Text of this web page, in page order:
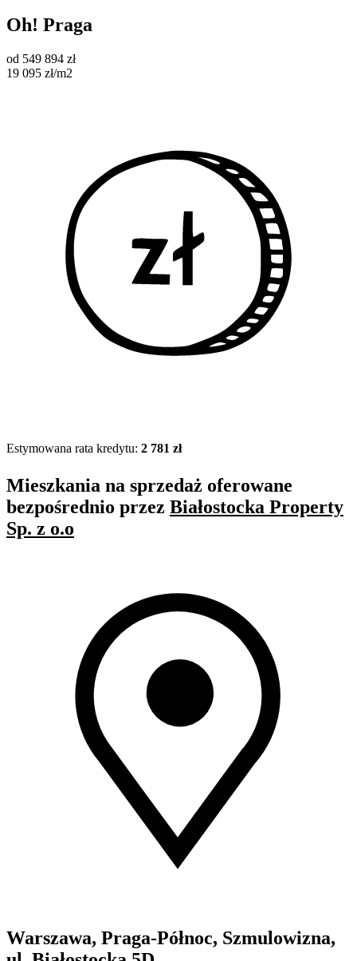
Oh! Praga
od 549 894 zł
19 095 zł/m2
Estymowana rata kredytu: 2 781 zł
Mieszkania na sprzedaż oferowane
bezpośrednio przez Białostocka Property
Sp. z o.o
Warszawa, Praga-Północ, Szmulowizna,